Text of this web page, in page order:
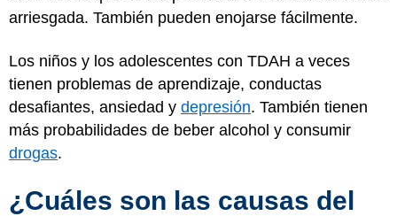
arriesgada. También pueden enojarse fácilmente.
Los niños y los adolescentes con TDAH a veces
tienen problemas de aprendizaje, conductas
desafiantes, ansiedad y depresión. También tienen
más probabilidades de beber alcohol y consumir
drogas.
¿Cuáles son las causas del